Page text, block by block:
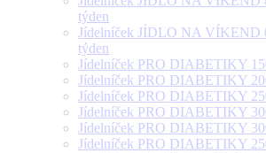
týden
Jídelníček JÍDLO NA VÍKEND
týden
Jídelníček PRO DIABETIKY
Jídelníček PRO DIABETIKY
Jídelníček PRO DIABETIKY
Jídelníček PRO DIABETIKY
Jídelníček PRO DIABETIKY
Jídelníček PRO DIABETIKY